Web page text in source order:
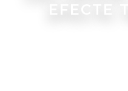
EFECTE